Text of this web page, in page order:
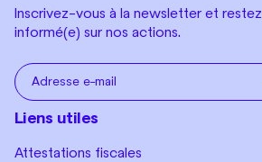
Inscrivez-vous à la newsletter et restez
informé(e) sur nos actions.
Liens utiles
Attestations fiscales